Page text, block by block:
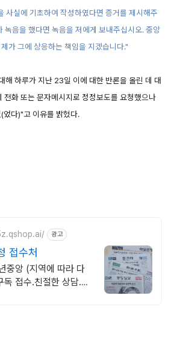
사실에 기초하여 작성하였다면 증거를 제시해주
녹음을 했다면 녹음을 저에게 보내주십시오. 중앙
가 그에 상응하는 책임을 지겠습니다."
해 하루가 지난 23일 이에 대한 반론을 올린 데 대
전화 또는 문자메시지로 정정보도를 요청했으나
었다)"고 이유를 밝혔다.
광고
접수처
중앙 (지역에 따라 다
접수.친절한 상담.경